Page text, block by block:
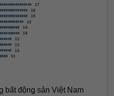
bất động sản Việt Nam